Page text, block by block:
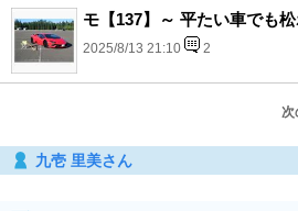
モ【137】～ 平たい車でも松
2025/8/13 21:10 2
次
九壱 里美さん